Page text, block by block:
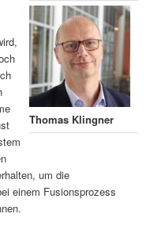
Thomas Klingner
um die
einem Fusionsprozess